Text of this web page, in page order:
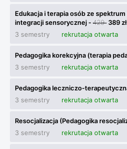
Edukacja i terapia osób ze
integracji sensorycznej -429 389 zł
3 semestry
rekrutacja otwarta
Pedagogika korekcyjna (terapia
3 semestry
rekrutacja otwarta
Pedagogika leczniczo-
3 semestry
rekrutacja otwarta
Resocjalizacja (Pedagogika
3 semestry
rekrutacja otwarta